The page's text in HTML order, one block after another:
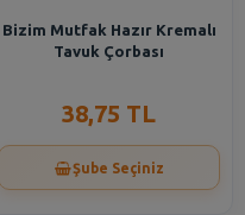
Bizim Mutfak Hazır Kremalı
Tavuk Çorbası
38,75 TL
Şube Seçiniz